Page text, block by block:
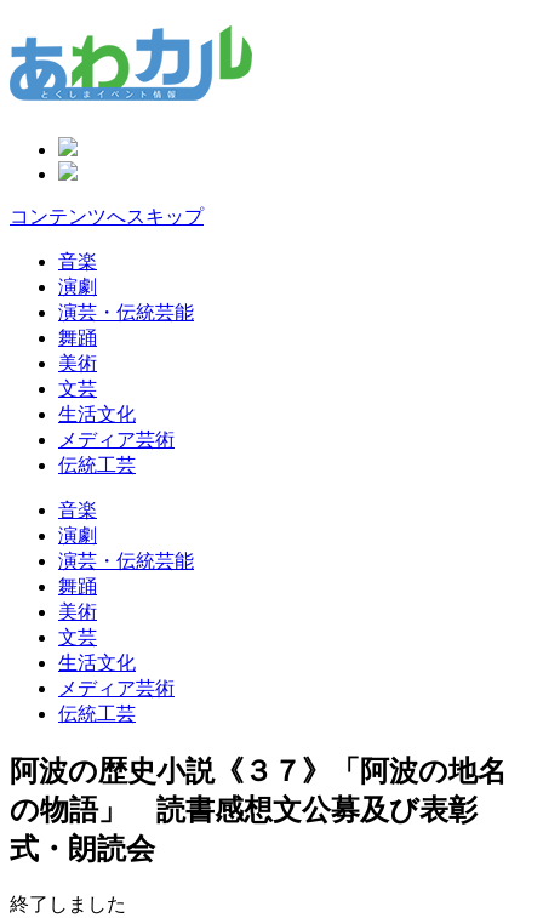
コンテンツへスキップ
音楽
演劇
演芸・伝統芸能
舞踊
美術
文芸
生活文化
メディア芸術
伝統工芸
音楽
演劇
演芸・伝統芸能
舞踊
美術
文芸
生活文化
メディア芸術
伝統工芸
阿波の歴史小説《３７》「阿波の地名
の物語」 読書感想文公募及び表彰
式・朗読会
終了しました